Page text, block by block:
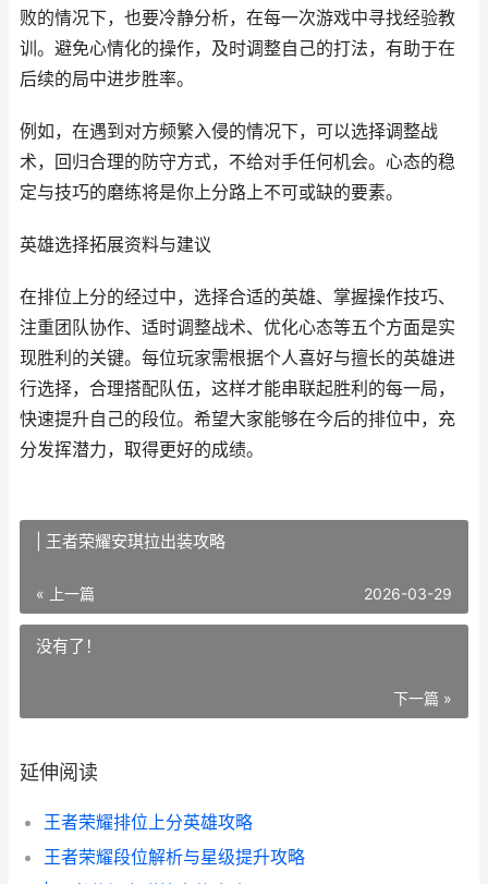
败的情况下，也要冷静分析，在每一次游戏中寻找经验教
训。避免心情化的操作，及时调整自己的打法，有助于在
后续的局中进步胜率。
例如，在遇到对方频繁入侵的情况下，可以选择调整战
术，回归合理的防守方式，不给对手任何机会。心态的稳
定与技巧的磨练将是你上分路上不可或缺的要素。
英雄选择拓展资料与建议
在排位上分的经过中，选择合适的英雄、掌握操作技巧、
注重团队协作、适时调整战术、优化心态等五个方面是实
现胜利的关键。每位玩家需根据个人喜好与擅长的英雄进
行选择，合理搭配队伍，这样才能串联起胜利的每一局，
快速提升自己的段位。希望大家能够在今后的排位中，充
分发挥潜力，取得更好的成绩。
| 王者荣耀安琪拉出装攻略
« 上一篇 2026-03-29
没有了！
下一篇 »
延伸阅读
王者荣耀排位上分英雄攻略
王者荣耀段位解析与星级提升攻略